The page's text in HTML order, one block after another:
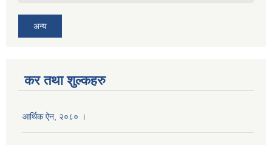
अन्य
कर तथा शुल्कहरु
आर्थिक ऐन, २०८० ।